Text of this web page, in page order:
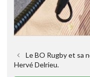
Le BO Rugby et sa
Hervé Delrieu.